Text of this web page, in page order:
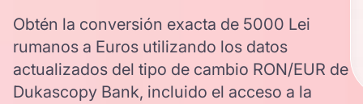
Obtén la conversión exacta de 5000 Lei
rumanos a Euros utilizando los datos
actualizados del tipo de cambio RON/EUR de
Dukascopy Bank, incluido el acceso a la